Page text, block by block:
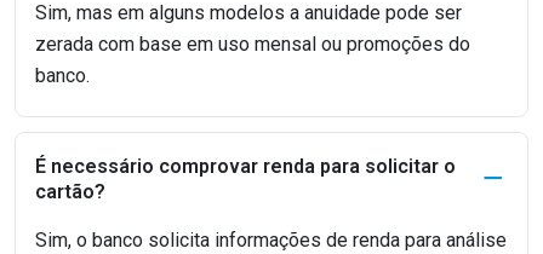
Sim, mas em alguns modelos a anuidade pode ser
zerada com base em uso mensal ou promoções do
banco.
É necessário comprovar renda para solicitar o
cartão?
Sim, o banco solicita informações de renda para análise